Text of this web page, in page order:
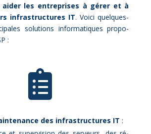
ai­der les en­tre­prises à gé­rer et à
in­fra­struc­tures IT. Voi­ci quelques-
so­lu­tions in­for­ma­tiques pro­po­
:

des in­fra­struc­tures IT :